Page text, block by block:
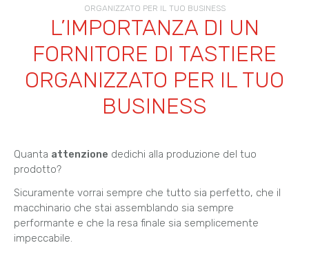
ORGANIZZATO PER IL TUO BUSINESS
L’IMPORTANZA DI UN
FORNITORE DI TASTIERE
ORGANIZZATO PER IL TUO
BUSINESS
Quanta attenzione dedichi alla produzione del tuo
prodotto?
Sicuramente vorrai sempre che tutto sia perfetto, che il
macchinario che stai assemblando sia sempre
performante e che la resa finale sia semplicemente
impeccabile.